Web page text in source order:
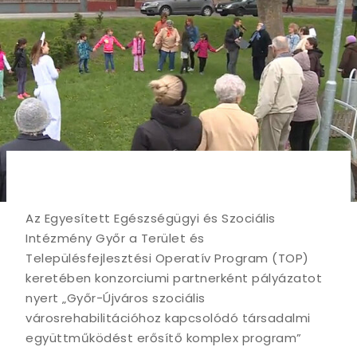
Az Egyesített Egészségügyi és Szociális
Intézmény Győr a Terület és
Településfejlesztési Operatív Program (TOP)
keretében konzorciumi partnerként pályázatot
nyert „Győr-Újváros szociális
városrehabilitációhoz kapcsolódó társadalmi
együttműködést erősítő komplex program”